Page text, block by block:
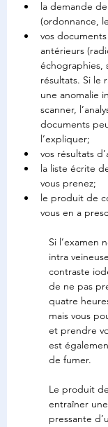
la demande
(ordonnance,
vos
antérieurs
échographies,
résultats. Si le
une anomalie
scanner,
documents
l’expliquer;
vos résultats
la liste écrite
vous prenez;
le produit de
vous en a
Si l’examen
intra
contraste
de ne pas
quatre
mais vous
et prendre
est
de fumer.
Le produit
entraîner
pressante